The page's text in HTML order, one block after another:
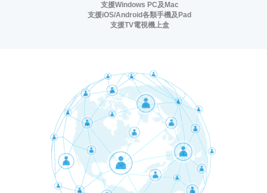
支援Windows PC及Mac
支援iOS/Android各類手機及Pad
支援TV電視機上盒